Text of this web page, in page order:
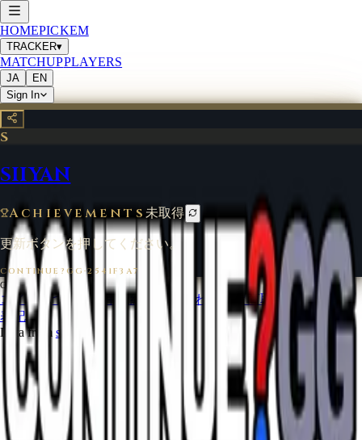
HOMEPICKEM
TRACKER▾
MATCHUPPLAYERS
JA
EN
Sign In
S
SIIYAN
Achievements未取得
更新ボタンを押してください。
CONTINUE?GG·2541F3A7
CONTINUE?GG ©
2026
コインについて
お問い合わせ
特定商取引法に基づく
表記
Data from start.gg